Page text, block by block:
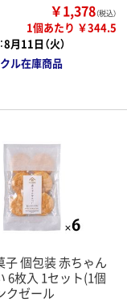
￥1,378（税込）
1個あたり ￥344.5
8月11日（火）
ル在庫商品
子 個包装 赤ちゃん
6枚入 1セット(1個
クゼール